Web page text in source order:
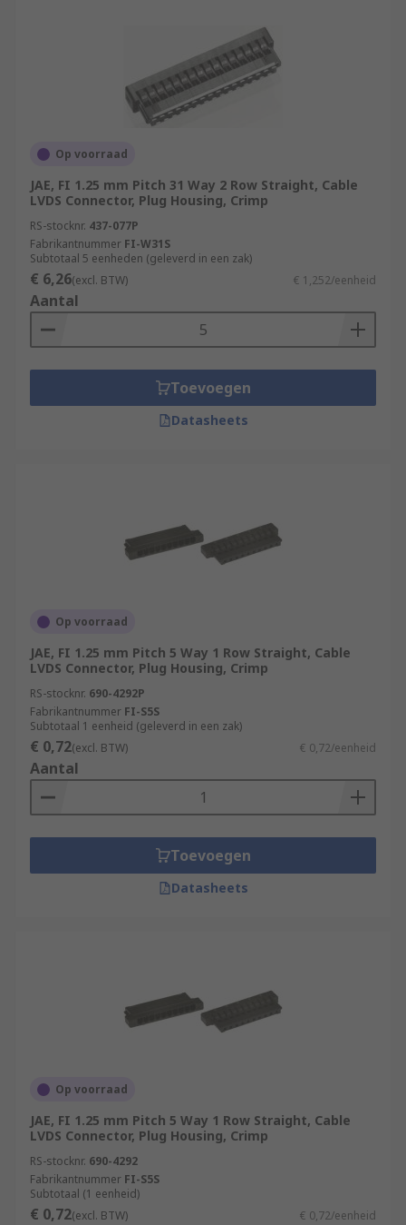
Op voorraad
JAE, FI 1.25 mm Pitch 31 Way 2 Row Straight, Cable
LVDS Connector, Plug Housing, Crimp
RS-stocknr. 437-077P
Fabrikantnummer FI-W31S
Subtotaal 5 eenheden (geleverd in een zak)
€ 6,26(excl. BTW) € 1,252/eenheid
Aantal
Toevoegen
Datasheets
Op voorraad
JAE, FI 1.25 mm Pitch 5 Way 1 Row Straight, Cable
LVDS Connector, Plug Housing, Crimp
RS-stocknr. 690-4292P
Fabrikantnummer FI-S5S
Subtotaal 1 eenheid (geleverd in een zak)
€ 0,72(excl. BTW) € 0,72/eenheid
Aantal
Toevoegen
Datasheets
Op voorraad
JAE, FI 1.25 mm Pitch 5 Way 1 Row Straight, Cable
LVDS Connector, Plug Housing, Crimp
RS-stocknr. 690-4292
Fabrikantnummer FI-S5S
Subtotaal (1 eenheid)
€ 0,72(excl. BTW) € 0,72/eenheid